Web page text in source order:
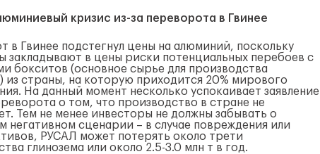
кризис из-за переворота в Гвинее
в Гвинее подстегнул цены на алюминий, поскольку
закладывают в цены риски потенциальных перебоев с
бокситов (основное сырье для производства
из страны, на которую приходится 20% мирового
На данный момент несколько успокаивает заявление
о том, что производство в стране не
Тем не менее инвесторы не должны забывать о
негативном сценарии – в случае повреждения или
РУСАЛ может потерять около трети
глинозема или около 2.5-3.0 млн т в год.